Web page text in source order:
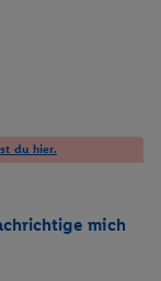
du hier.
mich